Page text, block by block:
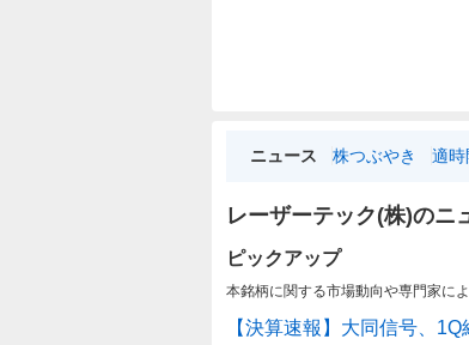
ニュース 株つぶやき 適時
レーザーテック(株)のニ
ピックアップ
本銘柄に関する市場動向や専門家に
【決算速報】大同信号、1Q